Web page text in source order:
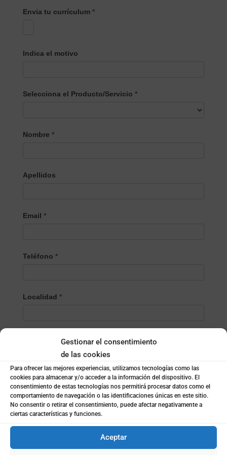
Gestionar el consentimiento
de las cookies
Para ofrecer las mejores experiencias, utilizamos tecnologías como las
cookies para almacenar y/o acceder a la información del dispositivo. El
consentimiento de estas tecnologías nos permitirá procesar datos como el
comportamiento de navegación o las identificaciones únicas en este sitio.
No consentir o retirar el consentimiento, puede afectar negativamente a
ciertas características y funciones.
Aceptar
Envia tu currículum *
Indica el motivo
Selecciona el Producto/Servicio *
el
Nombre *
Apellidos
Email *
Teléfono *
Localidad *
¿Empresa o particular?
Nombre de la empresa*